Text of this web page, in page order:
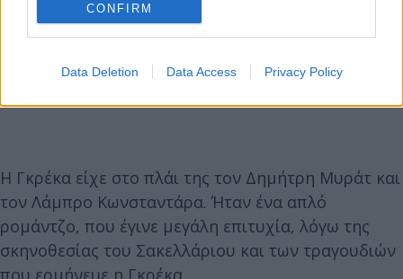
CONFIRM
Data Deletion Data Access Privacy Policy
Η Γκρέκα είχε στο πλάι της τον Δημήτρη Μυράτ και
τον Λάμπρο Κωνσταντάρα. Ήταν ένα απλό
ρομάντζο, που έγινε μεγάλη επιτυχία, λόγω της
σκηνοθεσίας του Σακελλάριου και των τραγουδιών
που ερμήνευε η Γκρέκα.